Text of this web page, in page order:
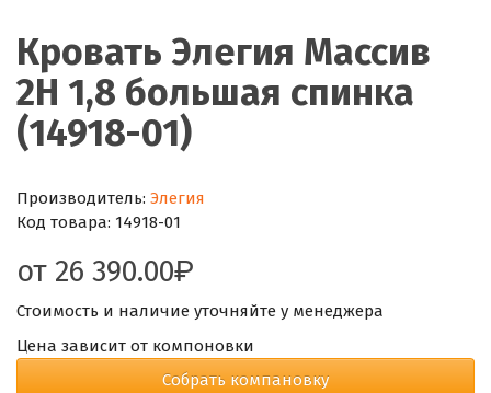
Кровать Элегия Массив
2Н 1,8 большая спинка
(14918-01)
Производитель: Элегия
Код товара: 14918-01
от 26 390.00
Стоимость и наличие уточняйте у менеджера
Цена зависит от компоновки
Собрать компановку